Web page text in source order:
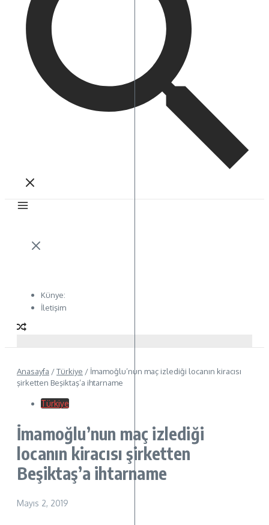
Künye:
İletişim
Anasayfa /Türkiye / İmamoğlu’nun maç izlediği locanın kiracısı
şirketten Beşiktaş’a ihtarname
Türkiye
İmamoğlu’nun maç izlediği
locanın kiracısı şirketten
Beşiktaş’a ihtarname
Mayıs 2, 2019